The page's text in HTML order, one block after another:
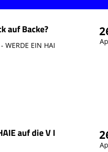
auf Backe?
EIN HAI
auf die V I